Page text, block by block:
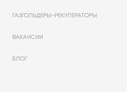
ГАЗГОЛЬДЕРЫ-РЕКУПЕРАТОРЫ
ВАКАНСИИ
БЛОГ